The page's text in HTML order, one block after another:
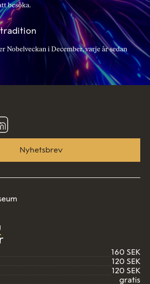
besöka.
Nobelveckan i December, varje år sedan
Linkedin
Nyhetsbrev
160 SEK
120 SEK
120 SEK
gratis